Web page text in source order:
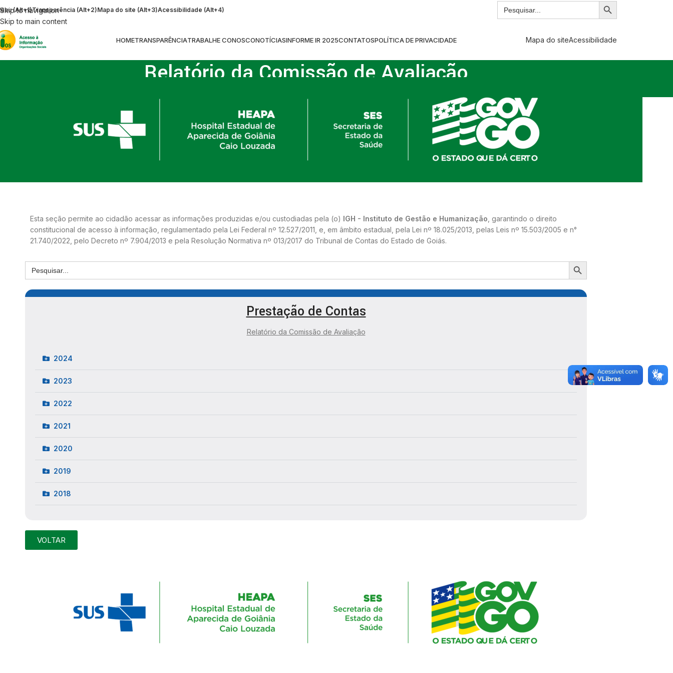
Skip to navigation
Skip to main content
(Alt+1)Transparência (Alt+2)Mapa do site (Alt+3)Acessibilidade (Alt+4)
HOMETRANSPARÊNCIATRABALHE CONOSCONOTÍCIASINFORME IR 2025CONTATOSPOLÍTICA DE PRIVACIDADE Mapa do siteAcessibilidade
Relatório da Comissão de Avaliação
Esta seção permite ao cidadão acessar as informações produzidas e/ou custodiadas pela (o) IGH - Instituto de Gestão e Humanização , garantindo o direito
constitucional de acesso à informação, regulamentado pela Lei Federal nº 12.527/2011, e, em âmbito estadual, pela Lei nº 18.025/2013, pelas Leis nº 15.503/2005 e n°
21.740/2022, pelo Decreto nº 7.904/2013 e pela Resolução Normativa nº 013/2017 do Tribunal de Contas do Estado de Goiás.
Prestação de Contas
Relatório da Comissão de Avaliação
2024
2023
2022
2021
2020
2019
2018
VOLTAR